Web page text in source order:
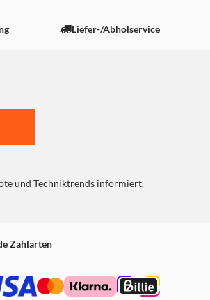
Liefer-/Abholservice
und Techniktrends informiert.
Zahlarten